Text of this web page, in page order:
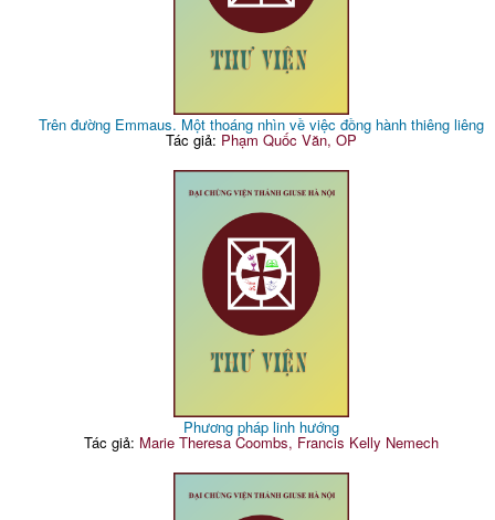
Trên đường Emmaus. Một thoáng nhìn về việc đồng hành thiêng liêng
Tác giả: Phạm Quốc Văn, OP
Phương pháp linh hướng
Tác giả: Marie Theresa Coombs, Francis Kelly Nemech